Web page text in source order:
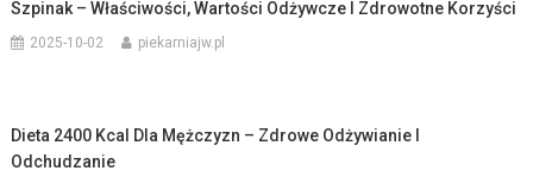
Szpinak – Właściwości, Wartości Odżywcze I Zdrowotne Korzyści
2025-10-02 piekarniajw.pl
Dieta 2400 Kcal Dla Mężczyzn – Zdrowe Odżywianie I
Odchudzanie